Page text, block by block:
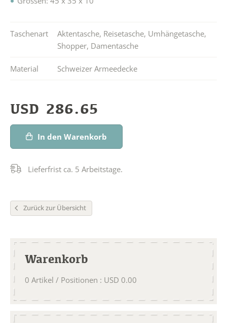
Taschenart Aktentasche, Reisetasche, Umhängetasche,
Shopper, Damentasche
Material Schweizer Armeedecke
USD 286.65
In den Warenkorb
Lieferfrist ca. 5 Arbeitstage.
Zurück zur Übersicht
Warenkorb
0 Artikel / Positionen : USD 0.00